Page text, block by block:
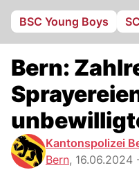
BSC Young Boys
Bern:
Kantonspolizei
Bern, 16.06.2024